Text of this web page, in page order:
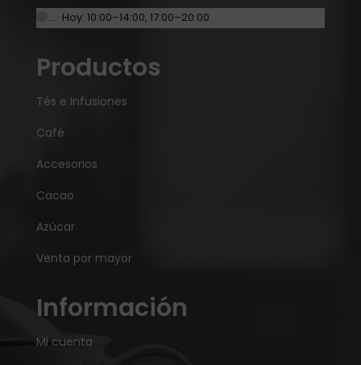
… · Hoy: 10:00–14:00, 17:00–20:00
Productos
Tés e Infusiones
Café
Accesorios
Cacao
Azúcar
Venta por mayor
Información
Mi cuenta